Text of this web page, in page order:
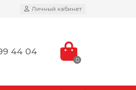
Личный кабинет
44 04
0